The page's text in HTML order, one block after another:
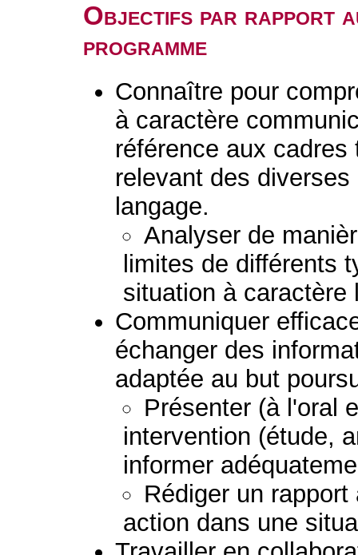
Objectifs par rapport
programme
Connaître pour
à caractère
référence aux
relevant des
langage.
Analyser de
limites de différents
situation à caractère
Communiquer
échanger des
adaptée au but
Présenter (à l'oral
intervention (étude,
informer
Rédiger un
action dans une